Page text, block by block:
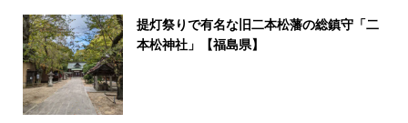
提灯祭りで有名な旧二本松藩の総鎮守「二
本松神社」【福島県】